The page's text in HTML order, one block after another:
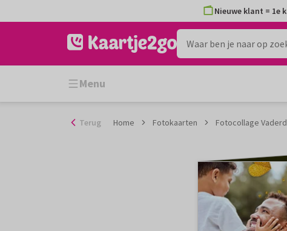
naar
Nieuwe klant = 1e
Menu
Terug Home Fotokaarten Fotocollage